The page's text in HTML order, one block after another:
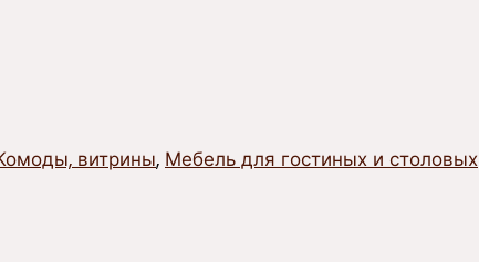
витрины, Мебель для гостиных и столовых